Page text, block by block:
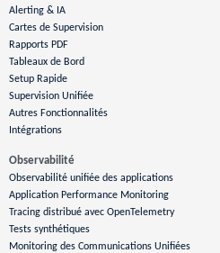
Alerting & IA
Cartes de Supervision
Rapports PDF
Tableaux de Bord
Setup Rapide
Supervision Unifiée
Autres Fonctionnalités
Intégrations
Observabilité
Observabilité unifiée des applications
Application Performance Monitoring
Tracing distribué avec OpenTelemetry
Tests synthétiques
Monitoring des Communications Unifiées